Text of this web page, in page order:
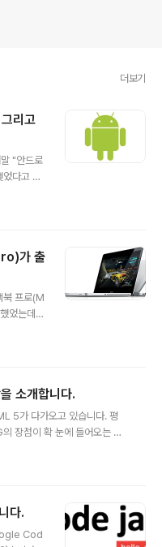
더보기
리고
"안드로
다고 합
칭을 독
니다. 참
상표권
2014년
용권 계
을 이용
것으로
가 출
북 프로(M
었는데~
다. :-) 그
소개합니다.
5가 다가오고 있습니다. 평
장점이 확 눈에 들어오는 군
projects/svg/ 에서 확인하
5의 특징을 정말 잘 설명
5 시대가 오면 아마도 인
다.
Cod